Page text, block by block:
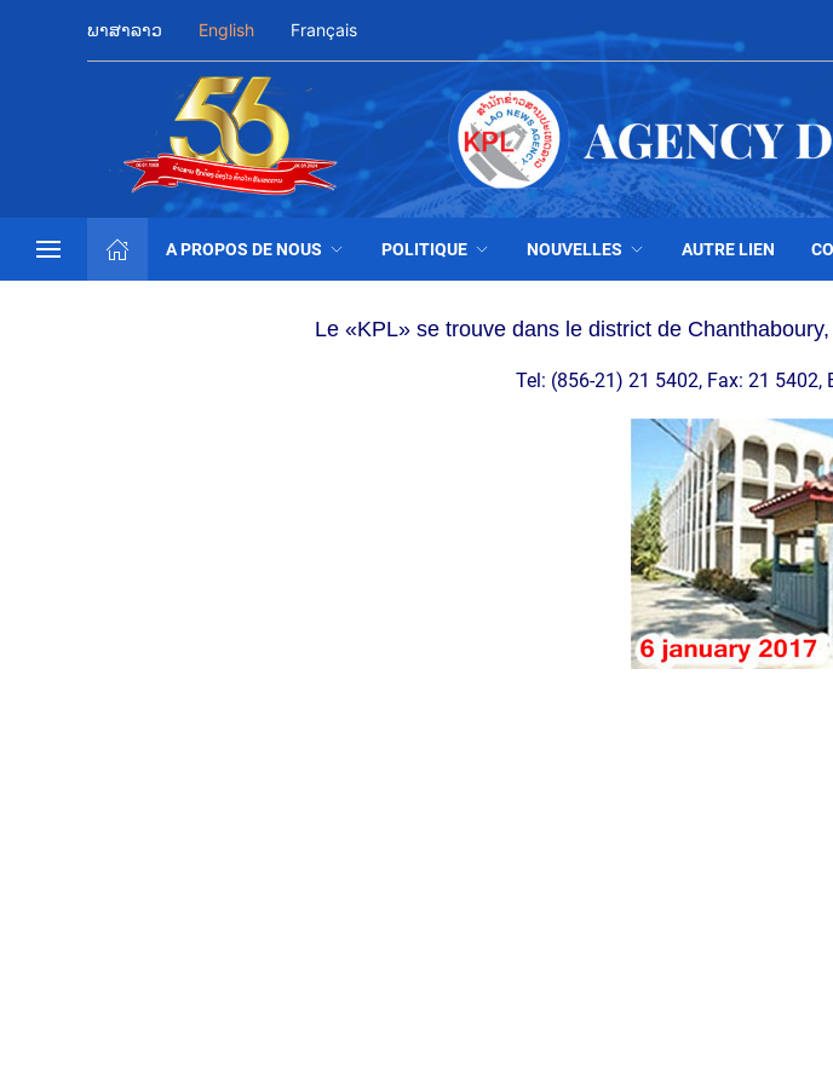
ພາສາລາວ English Français
A PROPOS DE NOUS POLITIQUE NOUVELLES AUTRE LIEN
Le «KPL» se trouve dans le district de
Tel: (856-21) 21 5402, Fax: 21